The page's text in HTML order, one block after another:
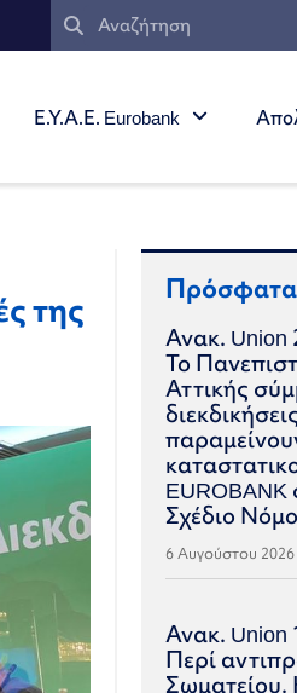
Ε.Υ.Α.Ε. Eurobank
της Πρόσφατα
Ανακ.
Το
Αττικής
Σχέδιο
6 Αυγούστου 2026
Ανακ.
Περί
Σωματείου.